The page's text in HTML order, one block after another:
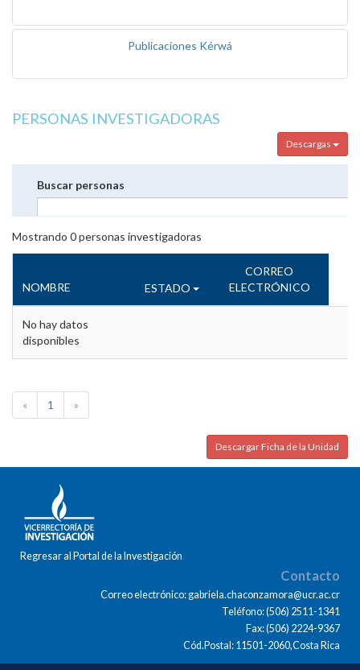
Publicaciones Kérwá
PERSONAS INVESTIGADORAS
Descargas
Buscar personas
Mostrando 0personas investigadoras
NOMBRE ESTADO
CORREO
ELECTRÓNICO
No hay datos
disponibles
« 1 »
Descargar Ficha de la Unidad
Regresar al Portal de la Investigación
Contacto
Correo electrónico: gabriela.chaconzamora@ucr.ac.cr
Teléfono: (506) 2511-1341
Fax: (506) 2224-9367
Cód.Postal: 11501-2060,Costa Rica